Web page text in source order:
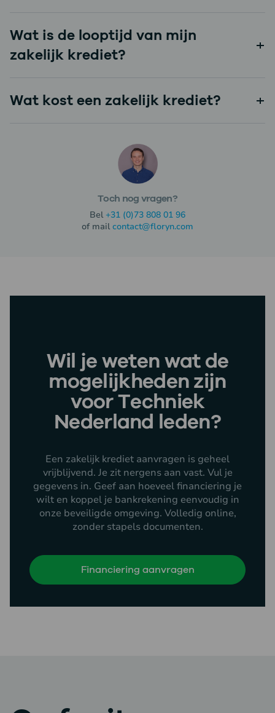
Wat is de looptijd van mijn
zakelijk krediet?
Wat kost een zakelijk krediet?
Toch nog vragen?
Bel +31 (0)73 808 01 96
of mail contact@floryn.com
Wil je weten wat de
mogelijkheden zijn
voor Techniek
Nederland leden?
Een zakelijk krediet aanvragen is geheel
vrijblijvend. Je zit nergens aan vast. Vul je
gegevens in. Geef aan hoeveel financiering je
wilt en koppel je bankrekening eenvoudig in
onze beveiligde omgeving. Volledig online,
zonder stapels documenten.
Financiering aanvragen